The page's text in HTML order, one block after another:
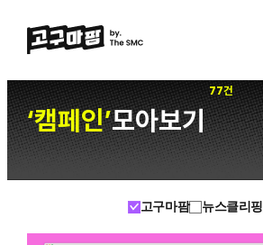
‘캠페인’모아보기
77건
고구마팜 뉴스클리핑